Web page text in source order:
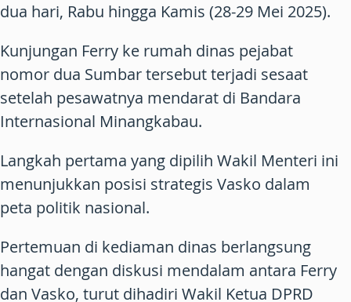
dua hari, Rabu hingga Kamis (28-29 Mei 2025).
Kunjungan Ferry ke rumah dinas pejabat
nomor dua Sumbar tersebut terjadi sesaat
setelah pesawatnya mendarat di Bandara
Internasional Minangkabau.
Langkah pertama yang dipilih Wakil Menteri ini
menunjukkan posisi strategis Vasko dalam
peta politik nasional.
Pertemuan di kediaman dinas berlangsung
hangat dengan diskusi mendalam antara Ferry
dan Vasko, turut dihadiri Wakil Ketua DPRD